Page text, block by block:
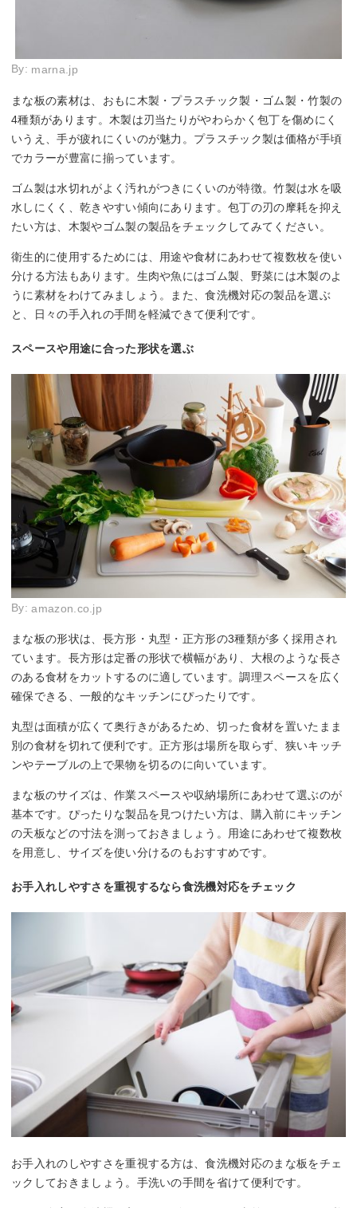
By: marna.jp
まな板の素材は、おもに木製・プラスチック製・ゴム製・竹製の
4種類があります。木製は刃当たりがやわらかく包丁を傷めにく
いうえ、手が疲れにくいのが魅力。プラスチック製は価格が手頃
でカラーが豊富に揃っています。
ゴム製は水切れがよく汚れがつきにくいのが特徴。竹製は水を吸
水しにくく、乾きやすい傾向にあります。包丁の刃の摩耗を抑え
たい方は、木製やゴム製の製品をチェックしてみてください。
衛生的に使用するためには、用途や食材にあわせて複数枚を使い
分ける方法もあります。生肉や魚にはゴム製、野菜には木製のよ
うに素材をわけてみましょう。また、食洗機対応の製品を選ぶ
と、日々の手入れの手間を軽減できて便利です。
スペースや用途に合った形状を選ぶ
By:amazon.co.jp
まな板の形状は、長方形・丸型・正方形の3種類が多く採用され
ています。長方形は定番の形状で横幅があり、大根のような長さ
のある食材をカットするのに適しています。調理スペースを広く
確保できる、一般的なキッチンにぴったりです。
丸型は面積が広くて奥行きがあるため、切った食材を置いたまま
別の食材を切れて便利です。正方形は場所を取らず、狭いキッチ
ンやテーブルの上で果物を切るのに向いています。
まな板のサイズは、作業スペースや収納場所にあわせて選ぶのが
基本です。ぴったりな製品を見つけたい方は、購入前にキッチン
の天板などの寸法を測っておきましょう。用途にあわせて複数枚
を用意し、サイズを使い分けるのもおすすめです。
お手入れしやすさを重視するなら食洗機対応をチェック
お手入れのしやすさを重視する方は、食洗機対応のまな板をチェ
ックしておきましょう。手洗いの手間を省けて便利です。